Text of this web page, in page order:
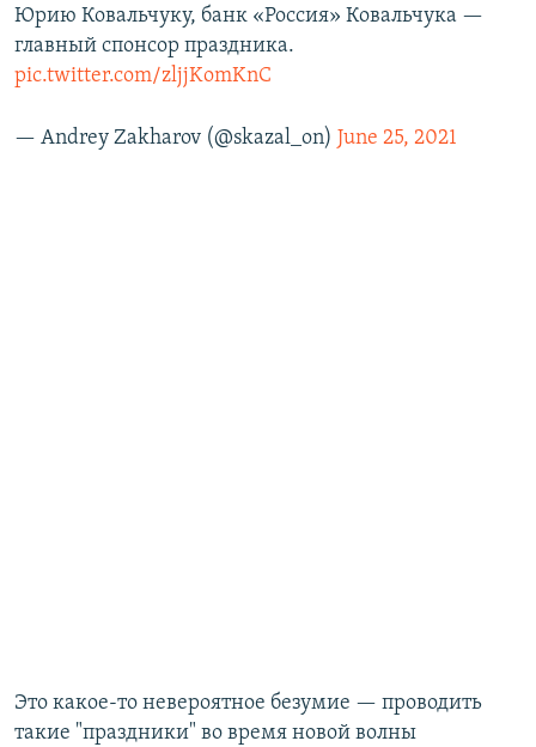
Юрию Ковальчуку, банк «Россия» Ковальчука —
главный спонсор праздника.
pic.twitter.com/zljjKomKnC
— Andrey Zakharov (@skazal_on) June 25, 2021
Это какое-то невероятное безумие — проводить
такие "праздники" во время новой волны